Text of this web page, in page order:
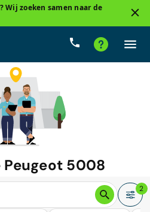
? Wij zoeken samen naar de
Peugeot 5008
is niet langer
2